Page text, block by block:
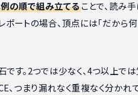
の順で組み立てることで、読み
ポートの場合、頂点には「だから
す。2つでは少なく、4つ以上で
、つまり漏れなく重複なく分かれ